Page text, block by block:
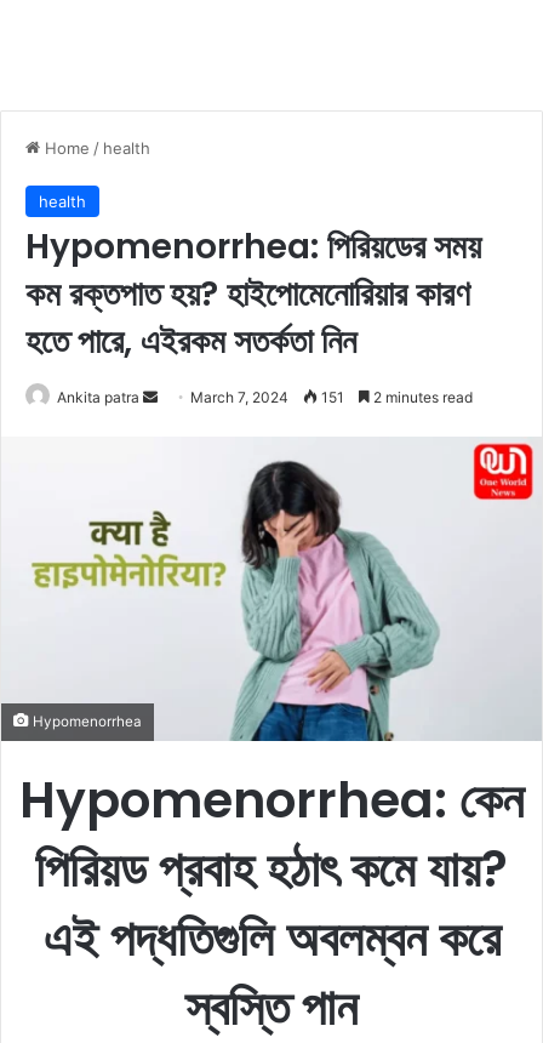
Home / health
health
Hypomenorrhea: পিরিয়ডের সময়
কম রক্তপাত হয়? হাইপোমেনোরিয়ার কারণ
হতে পারে, এইরকম সতর্কতা নিন
Ankita patra
a
n
e
March 7, 2024 151 2 minutes read
Hypomenorrhea
Hypomenorrhea: কেন
পিরিয়ড প্রবাহ হঠাৎ কমে যায়?
এই পদ্ধতিগুলি অবলম্বন করে
স্বস্তি পান